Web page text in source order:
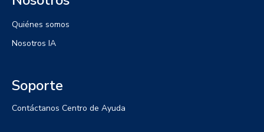
Quiénes somos
Nosotros IA
Soporte
Contáctanos Centro de Ayuda